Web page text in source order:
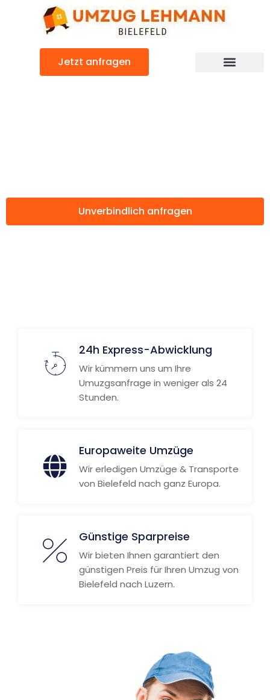
Jetzt anfragen
Unverbindlich anfragen
24h Express-Abwicklung
Wir kümmern uns um Ihre
Umuzgsanfrage in weniger als 24
Stunden.
Europaweite Umzüge
Wir erledigen Umzüge & Transporte
von Bielefeld nach ganz Europa.
Günstige Sparpreise
Wir bieten Ihnen garantiert den
günstigen Preis für Ihren Umzug von
Bielefeld nach Luzern.